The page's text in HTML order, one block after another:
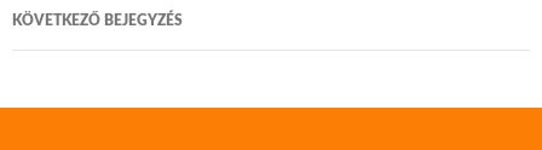
KÖVETKEZŐ BEJEGYZÉS